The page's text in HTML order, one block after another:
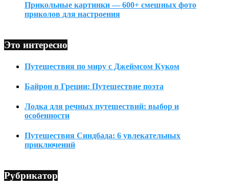
Прикольные картинки — 600+ смешных фото
приколов для настроения
Это интересно
Путешествия по миру с Джеймсом Куком
Байрон в Греции: Путешествие поэта
Лодка для речных путешествий: выбор и
особенности
Путешествия Синдбада: 6 увлекательных
приключений
Рубрикатор